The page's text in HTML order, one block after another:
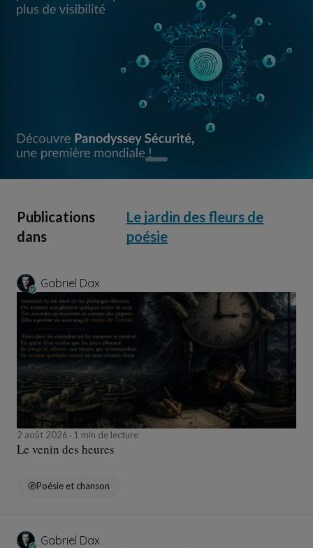
Publications
dans
Le jardin des fleurs de
poésie
Gabriel Dax
2 août 2026 1 min de lecture
Le venin des heures
Poésie et chanson
Gabriel Dax